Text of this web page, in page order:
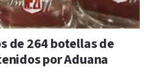
de 264 botellas de
por Aduana